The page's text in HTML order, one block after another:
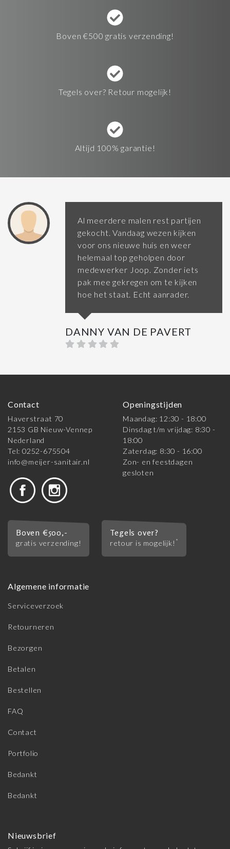
Boven €500 gratis verzending!
Tegels over? Retour mogelijk!
Altijd 100% garantie!
Al meerdere malen rest partijen
gekocht. Vandaag wezen kijken
voor ons nieuwe huis en weer
helemaal top geholpen door
medewerker Joop. Zonder iets
pak mee gekregen om te kijken
hoe het staat. Echt aanrader.
DANNY VAN DE PAVERT
Contact
Haverstraat 70
2153 GB Nieuw-Vennep
Nederland
Tel: 0252-675504
info@meijer-sanitair.nl
Openingstijden
Maandag: 12:30 - 18:00
Dinsdag t/m vrijdag: 8:30 -
18:00
Zaterdag: 8:30 - 16:00
Zon- en feestdagen
gesloten
Boven €500,-
gratis verzending!
Tegels over?
retour is mogelijk! *
Algemene informatie
Serviceverzoek
Retourneren
Bezorgen
Betalen
Bestellen
FAQ
Contact
Portfolio
Bedankt
Bedankt
Nieuwsbrief